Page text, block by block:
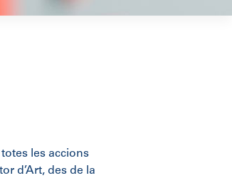
les accions
d’Art, des de la